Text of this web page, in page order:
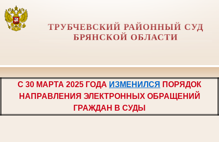
ТРУБЧЕВСКИЙ РАЙОННЫЙ СУД
БРЯНСКОЙ ОБЛАСТИ
С 30 МАРТА 2025 ГОДА ИЗМЕНИЛСЯ ПОРЯДОК
НАПРАВЛЕНИЯ ЭЛЕКТРОННЫХ ОБРАЩЕНИЙ
ГРАЖДАН В СУДЫ